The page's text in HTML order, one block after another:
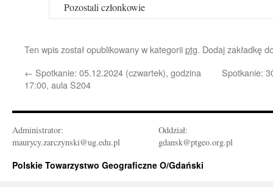
Pozostali członkowie
Ten wpis został opublikowany w kategoriiptg. Dodaj zakładkę
← Spotkanie: 05.12.2024 (czwartek), godzina
17:00, aula S204
Spotkanie:
Administrator:
maurycy.zarczynski@ug.edu.pl
Oddział:
gdansk@ptgeo.org.pl
Polskie Towarzystwo Geograficzne O/Gdański